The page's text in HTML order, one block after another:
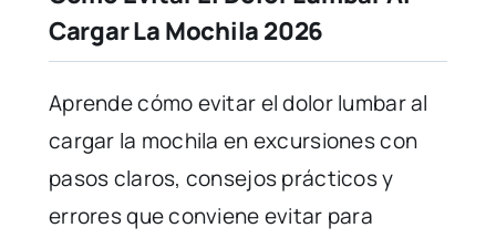
Cargar La Mochila 2026
Aprende cómo evitar el dolor lumbar al
cargar la mochila en excursiones con
pasos claros, consejos prácticos y
errores que conviene evitar para